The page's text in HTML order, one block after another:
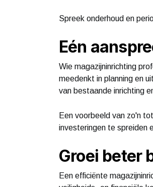
Spreek onderhoud en
Eén
Wie magazijninrichting
meedenkt in planning en
van bestaande inrichting
Een voorbeeld van zo'n
investeringen te spreiden
Groei beter
Een efficiënte